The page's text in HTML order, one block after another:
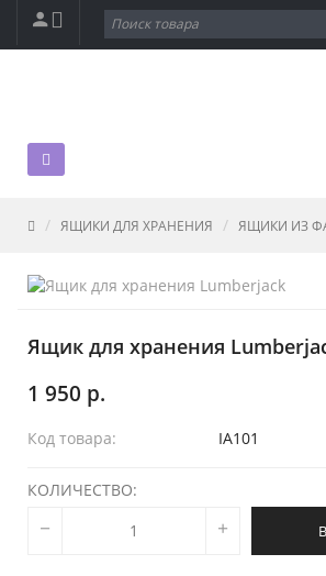
ЯЩИКИ ДЛЯ ХРАНЕНИЯ ЯЩИКИ ИЗ
Ящик для хранения
1 950 р.
Код товара: IA101
КОЛИЧЕСТВО: